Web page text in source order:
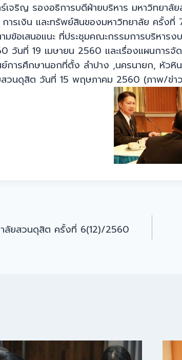
จริญ รองอธิการบดีฝ่ายบริหาร มหาวิทยาลัย
ารเงิน และทรัพย์สินของมหาวิทยาลัย ครั้งที่
มข้อเสนอแนะ ที่ประชุมคณะกรรมการบริหาร
วันที่ 19 เมษายน 2560 และเรื่องแผนการ
การศึกษานอกที่ตั้ง ลำปาง ,นครนายก, หัว
สวนดุสิต วันที่ 15 พฤษภาคม 2560 (ภาพ/ข่
าลัยสวนดุสิต ครั้งที่ 6(12)/2560